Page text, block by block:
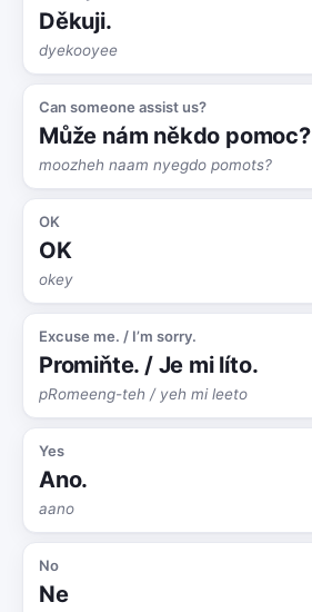
Děkuji.
dyekooyee
Can someone assist us?
Může nám někdo pomoc?
moozheh naam nyegdo pomots?
OK
OK
okey
Excuse me. / I’m sorry.
Promiňte. / Je mi líto.
pRomeeng-teh / yeh mi leeto
Yes
Ano.
aano
No
Ne